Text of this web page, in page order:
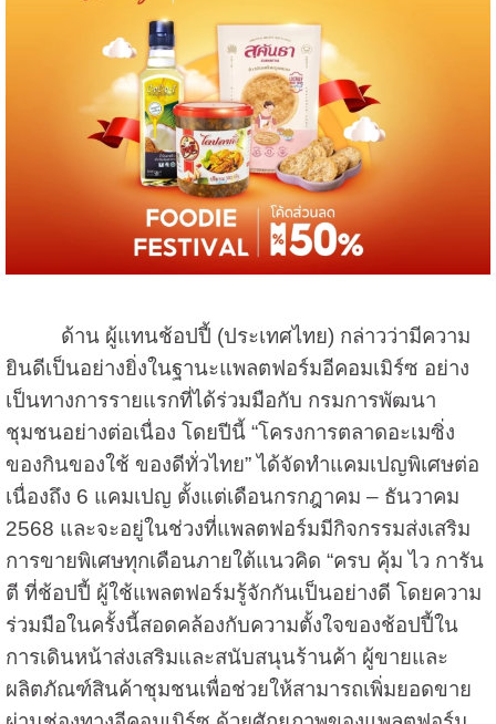
ด้าน ผู้แทนช้อปปี้ (ประเทศไทย) กล่าวว่ามีความ
ยินดีเป็นอย่างยิ่งในฐานะแพลตฟอร์มอีคอมเมิร์ซ อย่าง
เป็นทางการรายแรกที่ได้ร่วมมือกับ กรมการพัฒนา
ชุมชนอย่างต่อเนื่อง โดยปีนี้ “โครงการตลาดอะเมซิ่ง
ของกินของใช้ ของดีทั่วไทย” ได้จัดทำแคมเปญพิเศษต่อ
เนื่องถึง 6 แคมเปญ ตั้งแต่เดือนกรกฎาคม – ธันวาคม
2568 และจะอยู่ในช่วงที่แพลตฟอร์มมีกิจกรรมส่งเสริม
การขายพิเศษทุกเดือนภายใต้แนวคิด “ครบ คุ้ม ไว การัน
ตี ที่ช้อปปี้ ผู้ใช้แพลตฟอร์มรู้จักกันเป็นอย่างดี โดยความ
ร่วมมือในครั้งนี้สอดคล้องกับความตั้งใจของช้อปปี้ใน
การเดินหน้าส่งเสริมและสนับสนุนร้านค้า ผู้ขายและ
ผลิตภัณฑ์สินค้าชุมชนเพื่อช่วยให้สามารถเพิ่มยอดขาย